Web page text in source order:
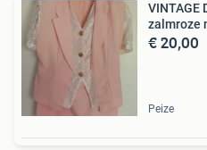
VINTAGE
zalmroze
€ 20,00
Peize